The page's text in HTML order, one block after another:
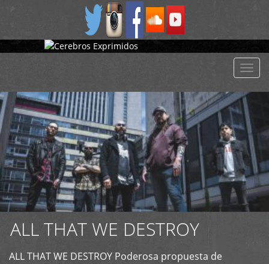
+
ALL THAT WE DESTROY
ALL THAT WE DESTROY Poderosa propuesta de